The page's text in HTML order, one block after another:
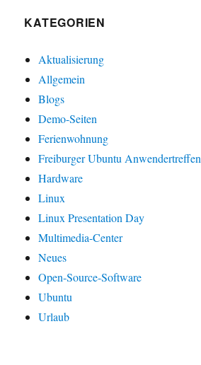
KATEGORIEN
Aktualisierung
Allgemein
Blogs
Demo-Seiten
Ferienwohnung
Freiburger Ubuntu Anwendertreffen
Hardware
Linux
Linux Presentation Day
Multimedia-Center
Neues
Open-Source-Software
Ubuntu
Urlaub